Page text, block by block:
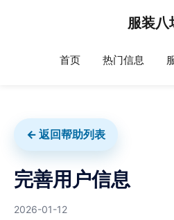
服装八
首页 热门信息
← 返回帮助列表
完善用户信息
2026-01-12